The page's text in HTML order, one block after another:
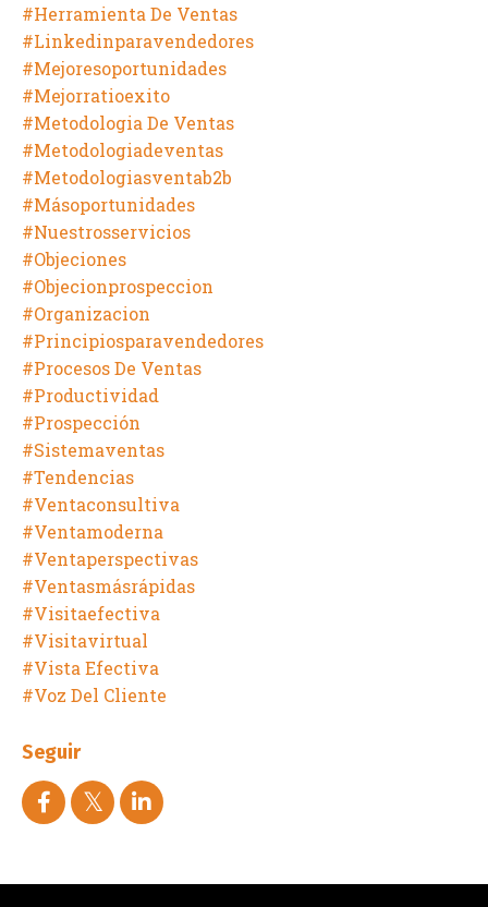
#herramienta De Ventas
#linkedinparavendedores
#mejoresoportunidades
#mejorratioexito
#metodologia De Ventas
#metodologiadeventas
#metodologiasventab2b
#másoportunidades
#nuestrosservicios
#objeciones
#objecionprospeccion
#organizacion
#principiosparavendedores
#procesos De Ventas
#productividad
#prospección
#sistemaventas
#tendencias
#ventaconsultiva
#ventamoderna
#ventaperspectivas
#ventasmásrápidas
#visitaefectiva
#visitavirtual
#vista Efectiva
#voz Del Cliente
Seguir